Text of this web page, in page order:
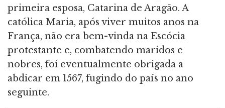
primeira esposa, Catarina de Aragão. A
católica Maria, após viver muitos anos na
França, não era bem-vinda na Escócia
protestante e, combatendo maridos e
nobres, foi eventualmente obrigada a
abdicar em 1567, fugindo do país no ano
seguinte.